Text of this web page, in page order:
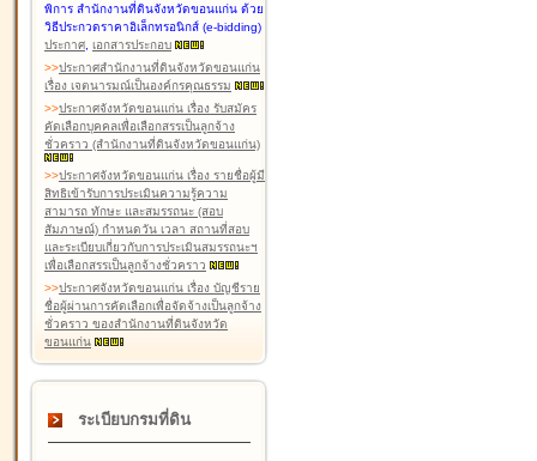
พิการ สำนักงานที่ดินจังหวัดขอนแก่น ด้วย
วิธีประกวดราคาอิเล็กทรอนิกส์ (e-bidding)
ประกาศ, เอกสารประกอบ
>>ประกาศสำนักงานที่ดินจังหวัดขอนแก่น
เรื่อง เจตนารมณ์เป็นองค์กรคุณธรรม
>>ประกาศจังหวัดขอนแก่น เรื่อง รับสมัคร
คัดเลือกบุคคลเพื่อเลือกสรรเป็นลูกจ้าง
ชั่วคราว (สำนักงานที่ดินจังหวัดขอนแก่น)
>>ประกาศจังหวัดขอนแก่น เรื่อง รายชื่อผู้มี
สิทธิเข้ารับการประเมินความรู้ความ
สามารถ ทักษะ และสมรรถนะ (สอบ
สัมภาษณ์) กำหนดวัน เวลา สถานที่สอบ
และระเบียบเกี่ยวกับการประเมินสมรรถนะฯ
เพื่อเลือกสรรเป็นลูกจ้างชั่วคราว
>>ประกาศจังหวัดขอนแก่น เรื่อง บัญชีราย
ชื่อผู้ผ่านการคัดเลือกเพื่อจัดจ้างเป็นลูกจ้าง
ชั่วคราว ของสำนักงานที่ดินจังหวัด
ขอนแก่น
ระเบียบกรมที่ดิน